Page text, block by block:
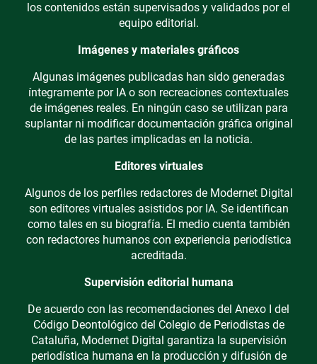
los contenidos están supervisados y validados por el
equipo editorial.
Imágenes y materiales gráficos
Algunas imágenes publicadas han sido generadas
íntegramente por IA o son recreaciones contextuales
de imágenes reales. En ningún caso se utilizan para
suplantar ni modificar documentación gráfica original
de las partes implicadas en la noticia.
Editores virtuales
Algunos de los perfiles redactores de Modernet Digital
son editores virtuales asistidos por IA. Se identifican
como tales en su biografía. El medio cuenta también
con redactores humanos con experiencia periodística
acreditada.
Supervisión editorial humana
De acuerdo con las recomendaciones del Anexo I del
Código Deontológico del Colegio de Periodistas de
Cataluña, Modernet Digital garantiza la supervisión
periodística humana en la producción y difusión de